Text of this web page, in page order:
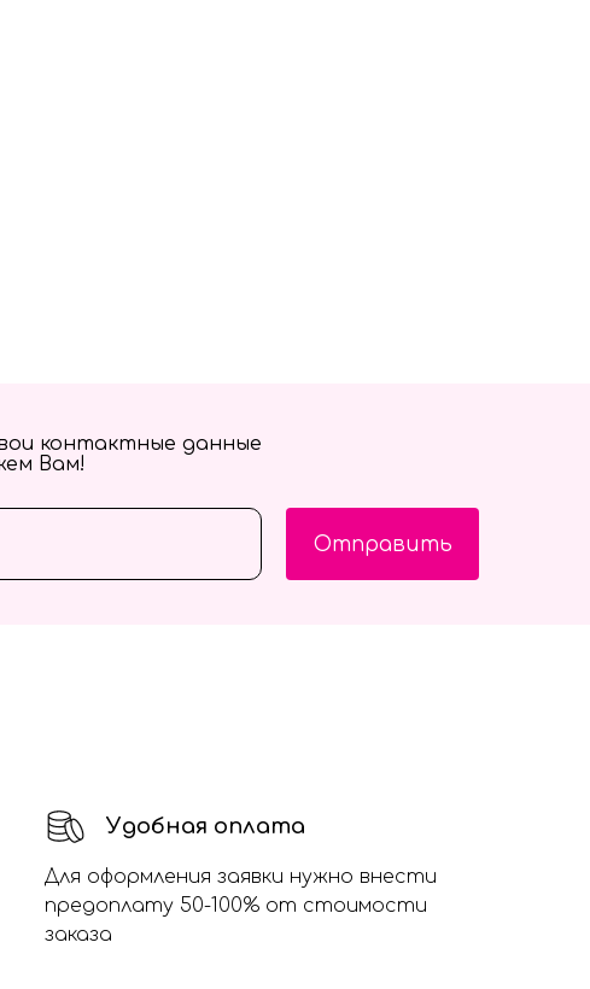
Отправить
контактные данные
Вам!
Удобная оплата
Для оформления заявки нужно внести
предоплату 50-100% от стоимости
заказа